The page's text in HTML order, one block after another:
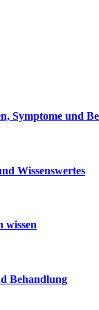
Symptome und
Wissenswertes
wissen
Behandlung